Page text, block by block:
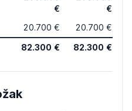
€
€
20.700 €
20.700 €
82.300 € 82.300 €